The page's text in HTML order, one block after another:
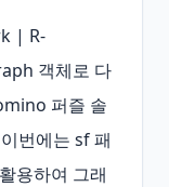
| R-
객체로 다
퍼즐 솔
번에는 sf 패
용하여 그래